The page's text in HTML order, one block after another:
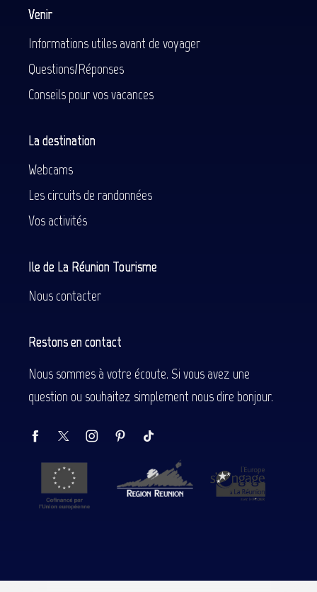
Venir
Informations utiles avant de voyager
Questions/Réponses
Conseils pour vos vacances
La destination
Webcams
Les circuits de randonnées
Vos activités
Ile de La Réunion Tourisme
Nous contacter
Restons en contact
Nous sommes à votre écoute. Si vous avez une
question ou souhaitez simplement nous dire bonjour.